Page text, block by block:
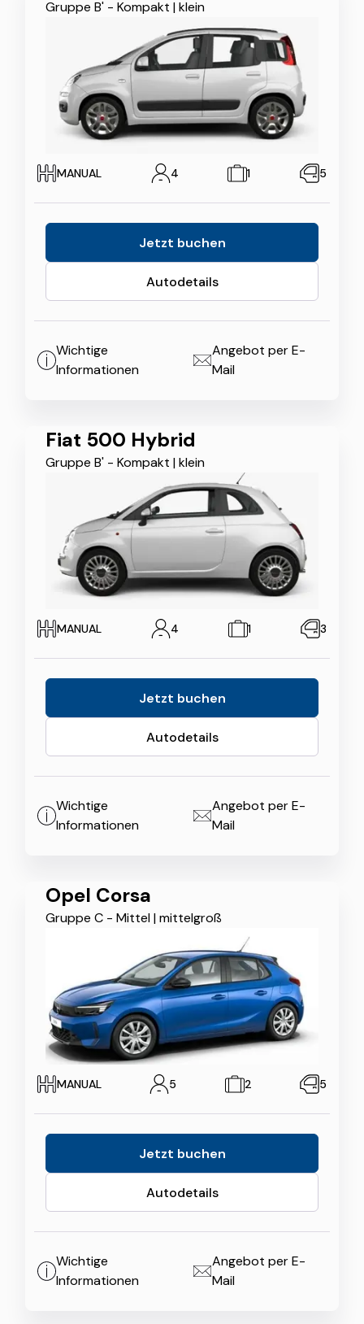
Gruppe B' - Kompakt |klein
MANUAL 4 1 5
Jetzt buchen
Autodetails
Wichtige
Informationen
Angebot per E-
Mail
Fiat 500 Hybrid
Gruppe B' - Kompakt |klein
MANUAL 4 1 3
Jetzt buchen
Autodetails
Wichtige
Informationen
Angebot per E-
Mail
Opel Corsa
Gruppe C - Mittel|mittelgroß
MANUAL 5 2 5
Jetzt buchen
Autodetails
Wichtige
Informationen
Angebot per E-
Mail